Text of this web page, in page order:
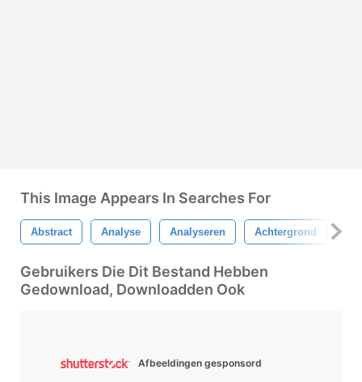
This Image Appears In Searches For
Abstract Analyse Analyseren Achtergrond
Gebruikers Die Dit Bestand Hebben
Gedownload, Downloadden Ook
Afbeeldingen gesponsord